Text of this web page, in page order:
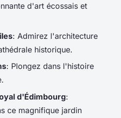
d'art écossais et
: Admirez l'architecture
historique.
: Plongez dans l'histoire
d'Édimbourg:
ce magnifique jardin